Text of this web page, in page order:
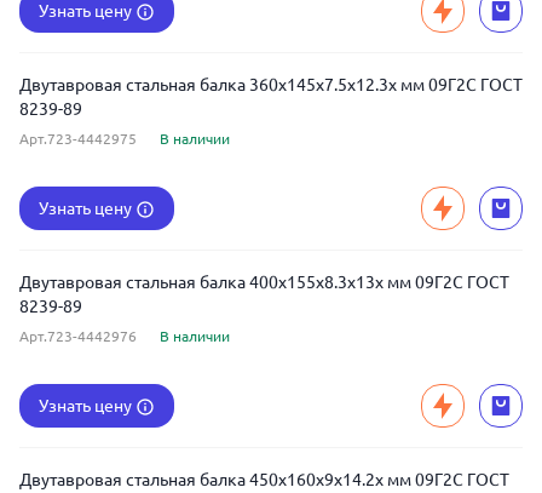
Узнать цену
Двутавровая стальная балка 360x145x7.5x12.3x мм 09Г2С ГОСТ
8239-89
Арт.723-4442975 В наличии
Узнать цену
Двутавровая стальная балка 400x155x8.3x13x мм 09Г2С ГОСТ
8239-89
Арт.723-4442976 В наличии
Узнать цену
Двутавровая стальная балка 450x160x9x14.2x мм 09Г2С ГОСТ